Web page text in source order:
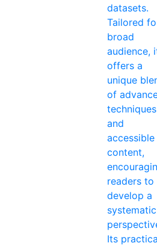
datasets.
Tailored
broad
audience,
offers a
unique
of
techniques
and
accessible
content,
readers to
develop a
systematic
Its